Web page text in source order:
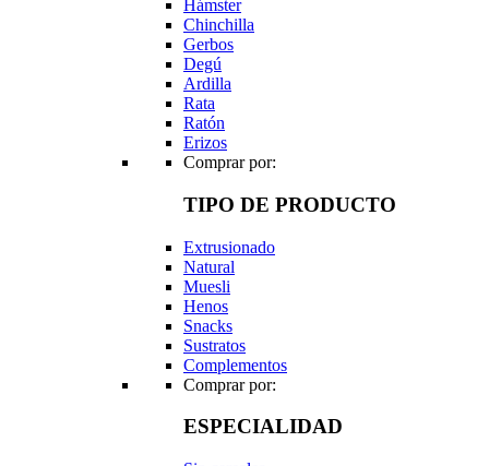
Hámster
Chinchilla
Gerbos
Degú
Ardilla
Rata
Ratón
Erizos
Comprar por:
TIPO DE PRODUCTO
Extrusionado
Natural
Muesli
Henos
Snacks
Sustratos
Complementos
Comprar por:
ESPECIALIDAD